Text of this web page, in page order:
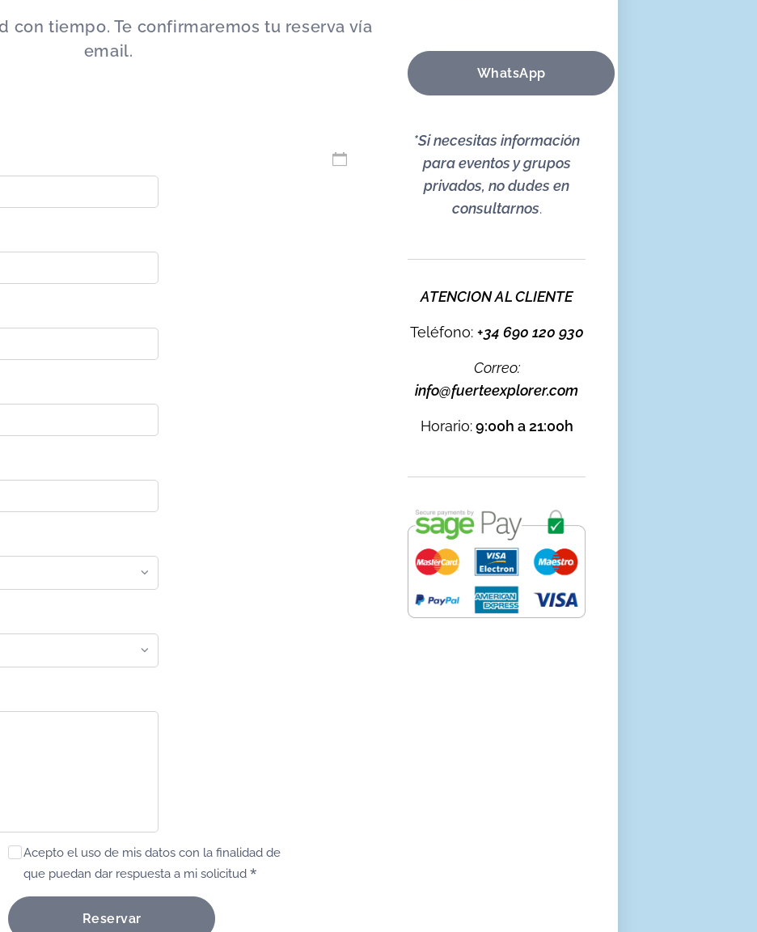
con tiempo. Te confirmaremos tu reserva vía
email.
Acepto el uso de mis datos con la finalidad de
que puedan dar respuesta a mi solicitud
Reservar
WhatsApp
*Si necesitas información
para eventos y grupos
privados, no dudes en
consultarnos.
ATENCION AL CLIENTE
Teléfono: +34 690 120 930
Correo:
info@fuerteexplorer.com
Horario:9:00h a 21:00h